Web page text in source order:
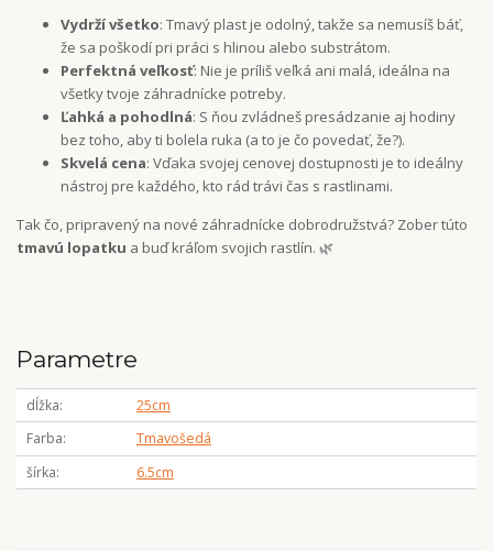
Vydrží všetko: Tmavý plast je odolný, takže sa nemusíš báť,
že sa poškodí pri práci s hlinou alebo substrátom.
Perfektná veľkosť: Nie je príliš veľká ani malá, ideálna na
všetky tvoje záhradnícke potreby.
Ľahká a pohodlná: S ňou zvládneš presádzanie aj hodiny
bez toho, aby ti bolela ruka (a to je čo povedať, že?).
Skvelá cena: Vďaka svojej cenovej dostupnosti je to ideálny
nástroj pre každého, kto rád trávi čas s rastlinami.
Tak čo, pripravený na nové záhradnícke dobrodružstvá? Zober túto
tmavú lopatku a buď kráľom svojich rastlín. 🌿
Parametre
dĺžka
25cm
Farba
Tmavošedá
šírka
6.5cm